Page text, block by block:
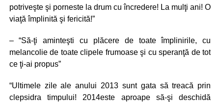
potriveşte şi porneste la drum cu încredere! La mulţi ani! O
viaţă împlinită şi fericită!”
– “Să-ţi aminteşti cu plăcere de toate împlinirile, cu
melancolie de toate clipele frumoase şi cu speranţă de tot
ce ţi-ai propus”
“Ultimele zile ale anului 2013 sunt gata să treacă prin
clepsidra timpului! 2014este aproape să-şi deschidă